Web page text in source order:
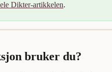
Dikter-artikkelen.
bruker du?